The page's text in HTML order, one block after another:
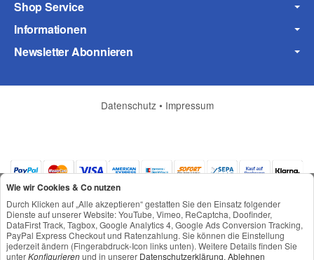
Shop Service
Informationen
Newsletter Abonnieren
Datenschutz • Impressum
*Alle Preise inkl. gesetzlicher USt., zzgl.Versand
Wie wir Cookies & Co nutzen
Durch Klicken auf „Alle akzeptieren“ gestatten Sie den Einsatz folgender
Dienste auf unserer Website: YouTube, Vimeo, ReCaptcha, Doofinder,
DataFirst Track, Tagbox, Google Analytics 4, Google Ads Conversion Tracking,
PayPal Express Checkout und Ratenzahlung. Sie können die Einstellung
jederzeit ändern (Fingerabdruck-Icon links unten). Weitere Details finden Sie
unterKonfigurierenund in unserer Datenschutzerklärung. Ablehnen